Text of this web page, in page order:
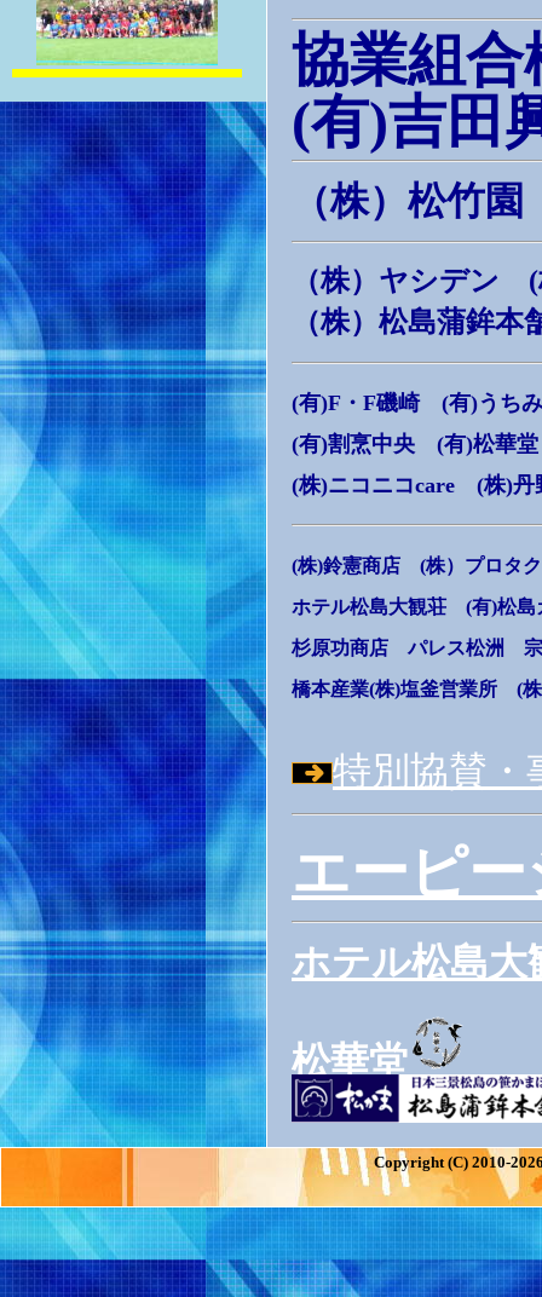
協業組合
(有)吉田
（株）松
（株）ヤシデン
（株）松島蒲鉾
(有)F・F磯崎 (有)うち
(有)割烹中央 (有)松華
(株)ニコニコcare (株)
(株)鈴憲商店 (株）プロタ
ホテル松島大観荘 (有)松
杉原功商店 パレス松洲 宗
橋本産業(株)塩釜営業所 (
特別協賛・
エーピ
ホテル松島大
松華堂
Copyright (C) 2010-